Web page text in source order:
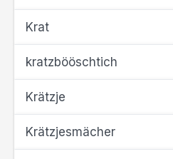
Krat
kratzbööschtich
Krätzje
Krätzjesmächer